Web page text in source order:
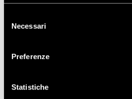
delNecessari
Preferenze
Statistiche